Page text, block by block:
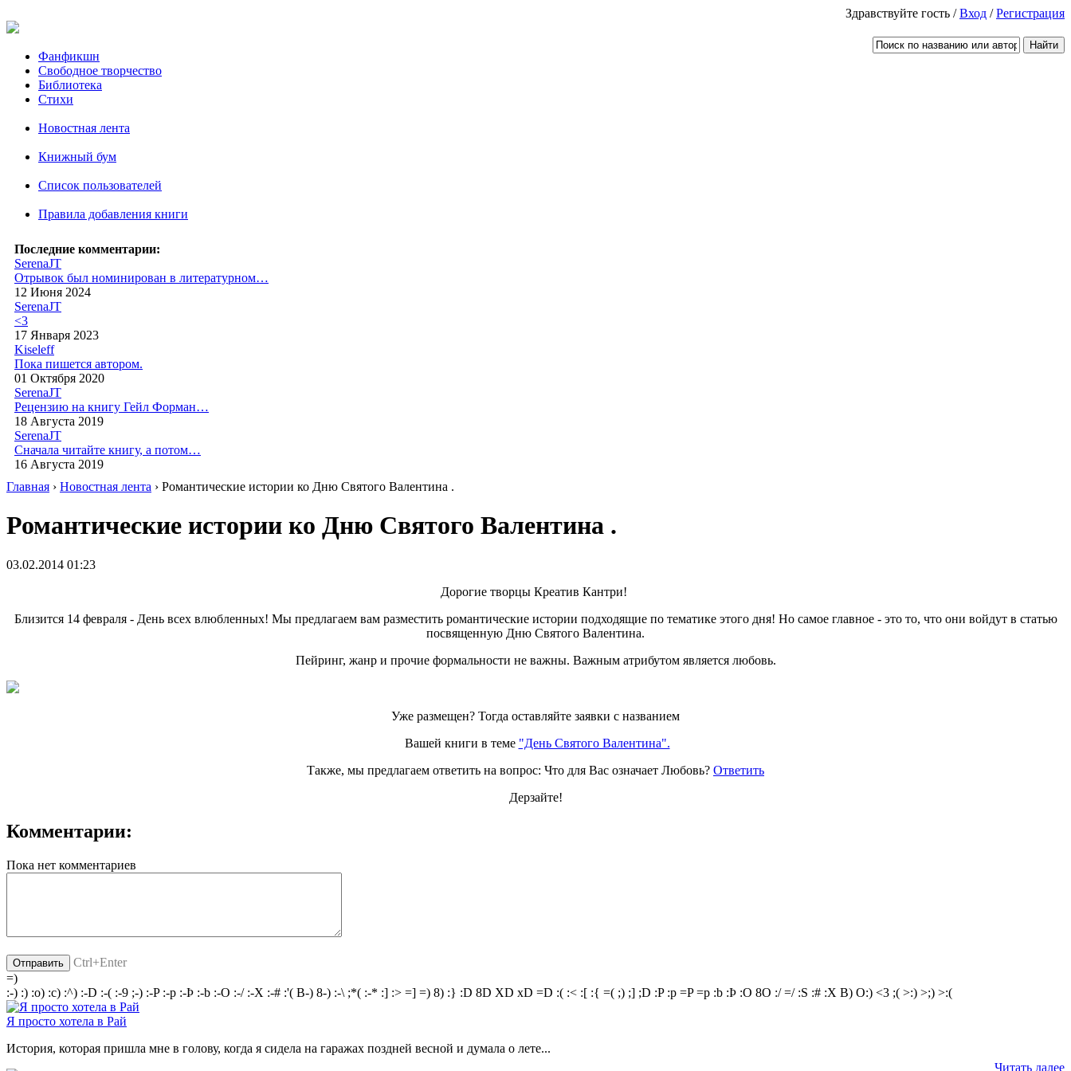
Здравствуйте гость /Вход /Регистрация
Фанфикшн
Свободное творчество
Библиотека
Стихи
Новостная лента
Книжный бум
Список пользователей
Правила добавления книги
Последние комментарии:
SerenaJT
Отрывок был номинирован в литературном…
12 Июня 2024
SerenaJT
<3
17 Января 2023
Kiseleff
Пока пишется автором.
01 Октября 2020
SerenaJT
Рецензию на книгу Гейл Форман…
18 Августа 2019
SerenaJT
Сначала читайте книгу, а потом…
16 Августа 2019
Главная › Новостная лента › Романтические истории ко Дню Святого Валентина .
Романтические истории ко Дню Святого Валентина .
03.02.2014 01:23
Дорогие творцы Креатив Кантри!
Близится 14 февраля - День всех влюбленных! Мы предлагаем вам разместить романтические истории подходящие по тематике этого дня! Но самое главное - это то, что они войдут в статью
посвященную Дню Святого Валентина.
Пейринг, жанр и прочие формальности не важны. Важным атрибутом является любовь.
Уже размещен? Тогда оставляйте заявки с названием
Вашей книги в теме "День Святого Валентина".
Также, мы предлагаем ответить на вопрос: Что для Вас означает Любовь? Ответить
Дерзайте!
Комментарии:
Пока нет комментариев
Ctrl+Enter
=)
:-) :) :o) :c) :^) :-D :-( :-9 ;-) :-P :-p :-Þ :-b :-O :-/ :-X :-# :'( B-) 8-) :-\ ;*( :-* :] :> =] =) 8) :} :D 8D XD xD =D :( :< :[ :{ =( ;) ;] ;D :P :p =P =p :b :Þ :O 8O :/ =/ :S :# :X B) O:) <3 ;( >:) >;) >:(
Я просто хотела в Рай
История, которая пришла мне в голову, когда я сидела на гаражах поздней весной и думала о лете...
Читать далее